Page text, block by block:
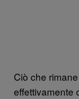
Ciò che
effettivamente